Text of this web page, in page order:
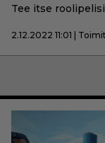
Tee itse
2.12.2022 11:01 |